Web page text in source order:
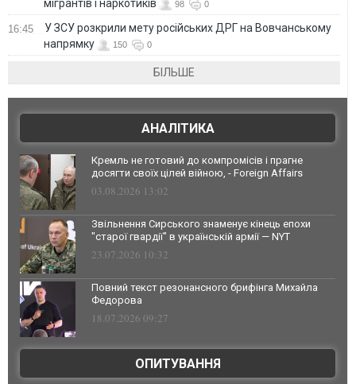
мігрантів і наркотиків 98 0
16:45
У ЗСУ розкрили мету російських ДРГ на Вовчанському
напрямку
150 0
БІЛЬШЕ
АНАЛІТИКА
Кремль не готовий до компромісів і прагне
досягти своїх цілей війною, - Foreign Affairs
03.08.2026 13:02
Звільнення Сирського знаменує кінець епохи
"старої гвардії" в українській армії — NYT
23.07.2026 10:32
Повний текст резонансного брифінга Михайла
Федорова
18.07.2026 09:27
ОПИТУВАННЯ